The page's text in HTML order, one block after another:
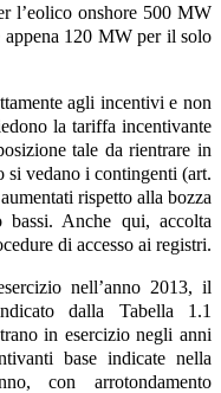
l’eolico onshore 500 MW
appena 120 MW per il solo
agli incentivi e non
la tariffa incentivante
tale da rientrare in
vedano i contingenti (art.
rispetto alla bozza
bassi. Anche qui, accolta
di accesso ai registri.
nell’anno 2013, il
dalla Tabella 1.1
in esercizio negli anni
base indicate nella
con arrotondamento